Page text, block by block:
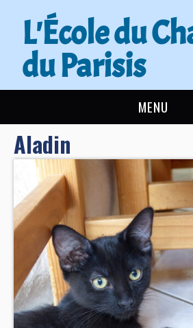
L'École du
du Parisis
MENU
L’ÉCOLE DU CHAT
ACTUALITÉS
ADOPTER
NOUS AIDER
CONTACT
BOUTIQUE
Aladin